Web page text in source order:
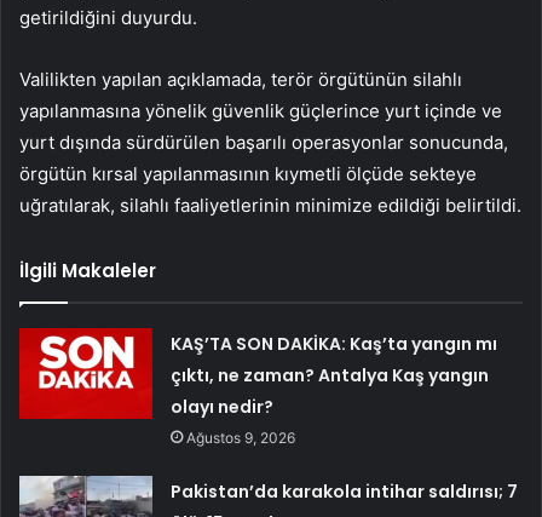
getirildiğini duyurdu.
Valilikten yapılan açıklamada, terör örgütünün silahlı
yapılanmasına yönelik güvenlik güçlerince yurt içinde ve
yurt dışında sürdürülen başarılı operasyonlar sonucunda,
örgütün kırsal yapılanmasının kıymetli ölçüde sekteye
uğratılarak, silahlı faaliyetlerinin minimize edildiği belirtildi.
İlgili Makaleler
KAŞ’TA SON DAKİKA: Kaş’ta yangın mı
çıktı, ne zaman? Antalya Kaş yangın
olayı nedir?
Ağustos 9, 2026
Pakistan’da karakola intihar saldırısı; 7